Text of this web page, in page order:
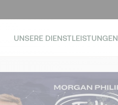
UNSERE DIENSTLEISTUNGEN